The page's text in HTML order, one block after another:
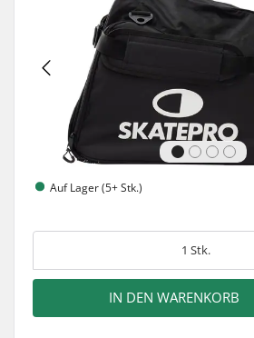
Auf Lager (5+ Stk.)
1 Stk.
IN DEN WARENKORB